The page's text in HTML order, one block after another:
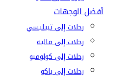
أفضل الوجهات
رحلات إلى تبيليسي
رحلات إلى ماليه
رحلات إلى كولومبو
رحلات إلى باكو